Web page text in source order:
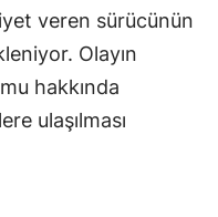
veren sürücünün
Olayın
hakkında
ulaşılması